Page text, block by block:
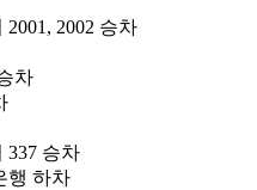
2001, 2002 승차
차
337 승차
행 하차